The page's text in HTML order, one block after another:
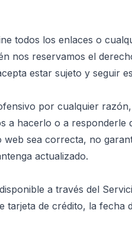
todos los enlaces o
nos reservamos el
estar sujeto y seguir
por cualquier
a hacerlo o a responderle
sea correcta, no
actualizado.
a través del
tarjeta de crédito, la